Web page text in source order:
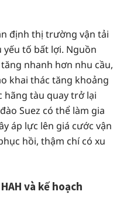
định thị trường vận tải
yếu tố bất lợi. Nguồn
nhanh hơn nhu cầu,
khai thác tăng khoảng
hãng tàu quay trở lại
Suez có thể làm gia
áp lực lên giá cước vận
hồi, thậm chí có xu